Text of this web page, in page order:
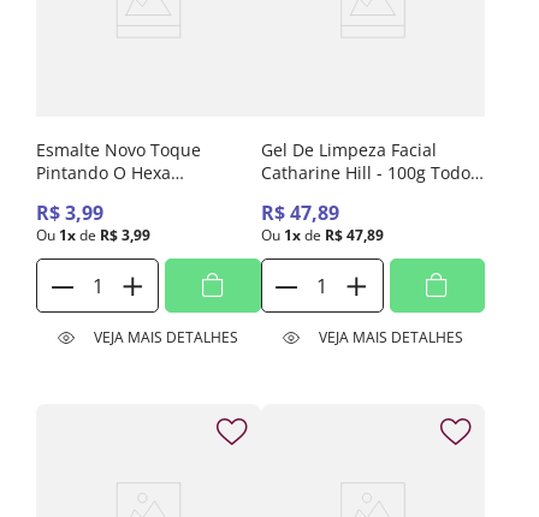
Esmalte Novo Toque
Pintando O Hexa
R$3,99
Ou 1xde R$3,99
VEJA MAIS DETALHES
Gel De Limpeza Facial
Catharine Hill - 100g Todo
R$ 47,89
Ou 1x de R$ 47,89
VEJA MAIS DETALHES